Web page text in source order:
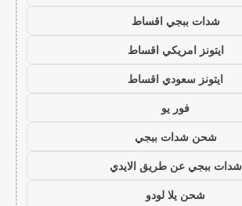
شدات ببجي اقساط
ايتونز امريكي اقساط
ايتونز سعودي اقساط
فور يو
شحن شدات ببجي
شدات ببجي عن طريق الايدي
شحن يلا لودو